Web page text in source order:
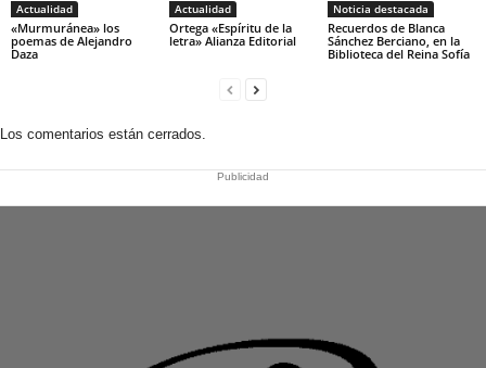
Actualidad
«Murmuránea» los
poemas de Alejandro
Daza
Actualidad
Ortega «Espíritu de la
letra» Alianza Editorial
Noticia destacada
Recuerdos de Blanca
Sánchez Berciano, en la
Biblioteca del Reina Sofía
Los comentarios están cerrados.
Publicidad